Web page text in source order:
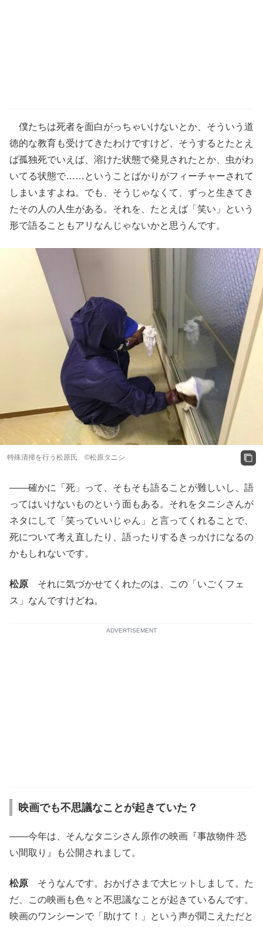
僕たちは死者を面白がっちゃいけないとか、そういう道
徳的な教育も受けてきたわけですけど、そうするとたとえ
ば孤独死でいえば、溶けた状態で発見されたとか、虫がわ
いてる状態で……ということばかりがフィーチャーされて
しまいますよね。でも、そうじゃなくて、ずっと生きてき
たその人の人生がある。それを、たとえば「笑い」という
形で語ることもアリなんじゃないかと思うんです。
特殊清掃を行う松原氏 ©松原タニシ
――確かに「死」って、そもそも語ることが難しいし、語
ってはいけないものという面もある。それをタニシさんが
ネタにして「笑っていいじゃん」と言ってくれることで、
死について考え直したり、語ったりするきっかけになるの
かもしれないです。
松原 それに気づかせてくれたのは、この「いごくフェ
ス」なんですけどね。
ADVERTISEMENT
映画でも不思議なことが起きていた？
――今年は、そんなタニシさん原作の映画『事故物件 恐
い間取り』も公開されまして。
松原 そうなんです。おかげさまで大ヒットしまして。た
だ、この映画も色々と不思議なことが起きているんです。
映画のワンシーンで「助けて！」という声が聞こえただと